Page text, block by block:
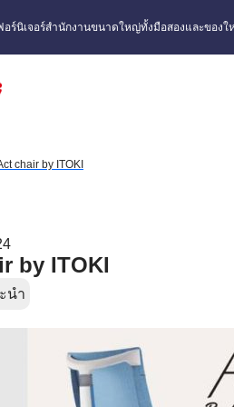
ร์นิเจอร์สำนักงานขนาดใหญ่ทั้งมือสองและของใ
chair by ITOKI
by ITOKI
นำ